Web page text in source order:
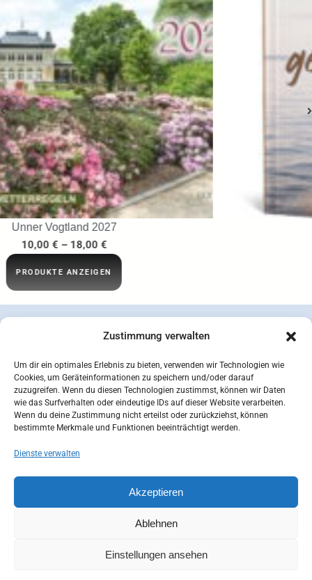
Zustimmung verwalten
Um dir ein optimales Erlebnis zu bieten, verwenden wir Technologien wie
Cookies, um Geräteinformationen zu speichern und/oder darauf
zuzugreifen. Wenn du diesen Technologien zustimmst, können wir Daten
wie das Surfverhalten oder eindeutige IDs auf dieser Website verarbeiten.
Wenn du deine Zustimmung nicht erteilst oder zurückziehst, können
bestimmte Merkmale und Funktionen beeinträchtigt werden.
Dienste verwalten
Akzeptieren
Ablehnen
Einstellungen ansehen
…ins Netz gegangen
Datenschutzerklärung Zahlungsarten Versandarten
AGB Impressum